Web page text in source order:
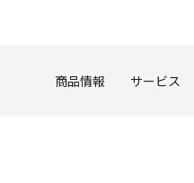
商品情報 サービス